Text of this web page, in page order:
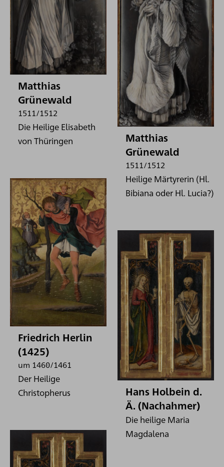
Matthias
Grünewald
1511/1512
Die Heilige Elisabeth
von Thüringen
Matthias
Grünewald
1511/1512
Heilige Märtyrerin (Hl.
Bibiana oder Hl. Lucia?)
Friedrich Herlin
(1425)
um 1460/1461
Der Heilige
Christopherus
Hans Holbein d.
Ä. (Nachahmer)
Die heilige Maria
Magdalena